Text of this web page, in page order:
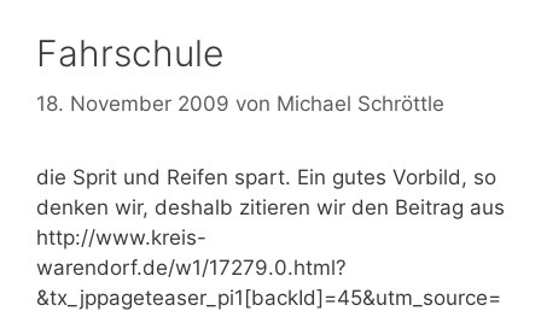
Fahrschule
18. November 2009 von Michael Schröttle
die Sprit und Reifen spart. Ein gutes Vorbild, so
denken wir, deshalb zitieren wir den Beitrag aus
http://www.kreis-
warendorf.de/w1/17279.0.html?
&tx_jppageteaser_pi1[backId]=45&utm_source=